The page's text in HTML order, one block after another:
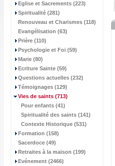
Eglise et Sacrements (223)
Spiritualité (281)
Renouveau et Charismes (118)
Evangélisation (63)
Prière (110)
Psychologie et Foi (59)
Marie (80)
Ecriture Sainte (59)
Questions actuelles (232)
Témoignages (129)
Vies de saints (713)
Pour enfants (41)
Spiritualité des saints (141)
Contexte Historique (531)
Formation (158)
Sacerdoce (49)
Retraites à la maison (199)
Evénement (2466)